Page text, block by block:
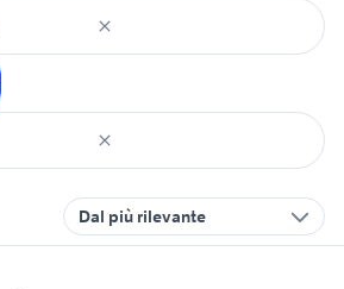
Dal più rilevante